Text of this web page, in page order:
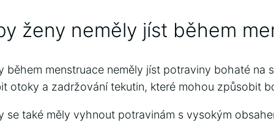
ženy neměly jíst během
během menstruace neměly jíst potraviny bohaté na
otoky a zadržování tekutin, které mohou způsobit
se také měly vyhnout potravinám s vysokým